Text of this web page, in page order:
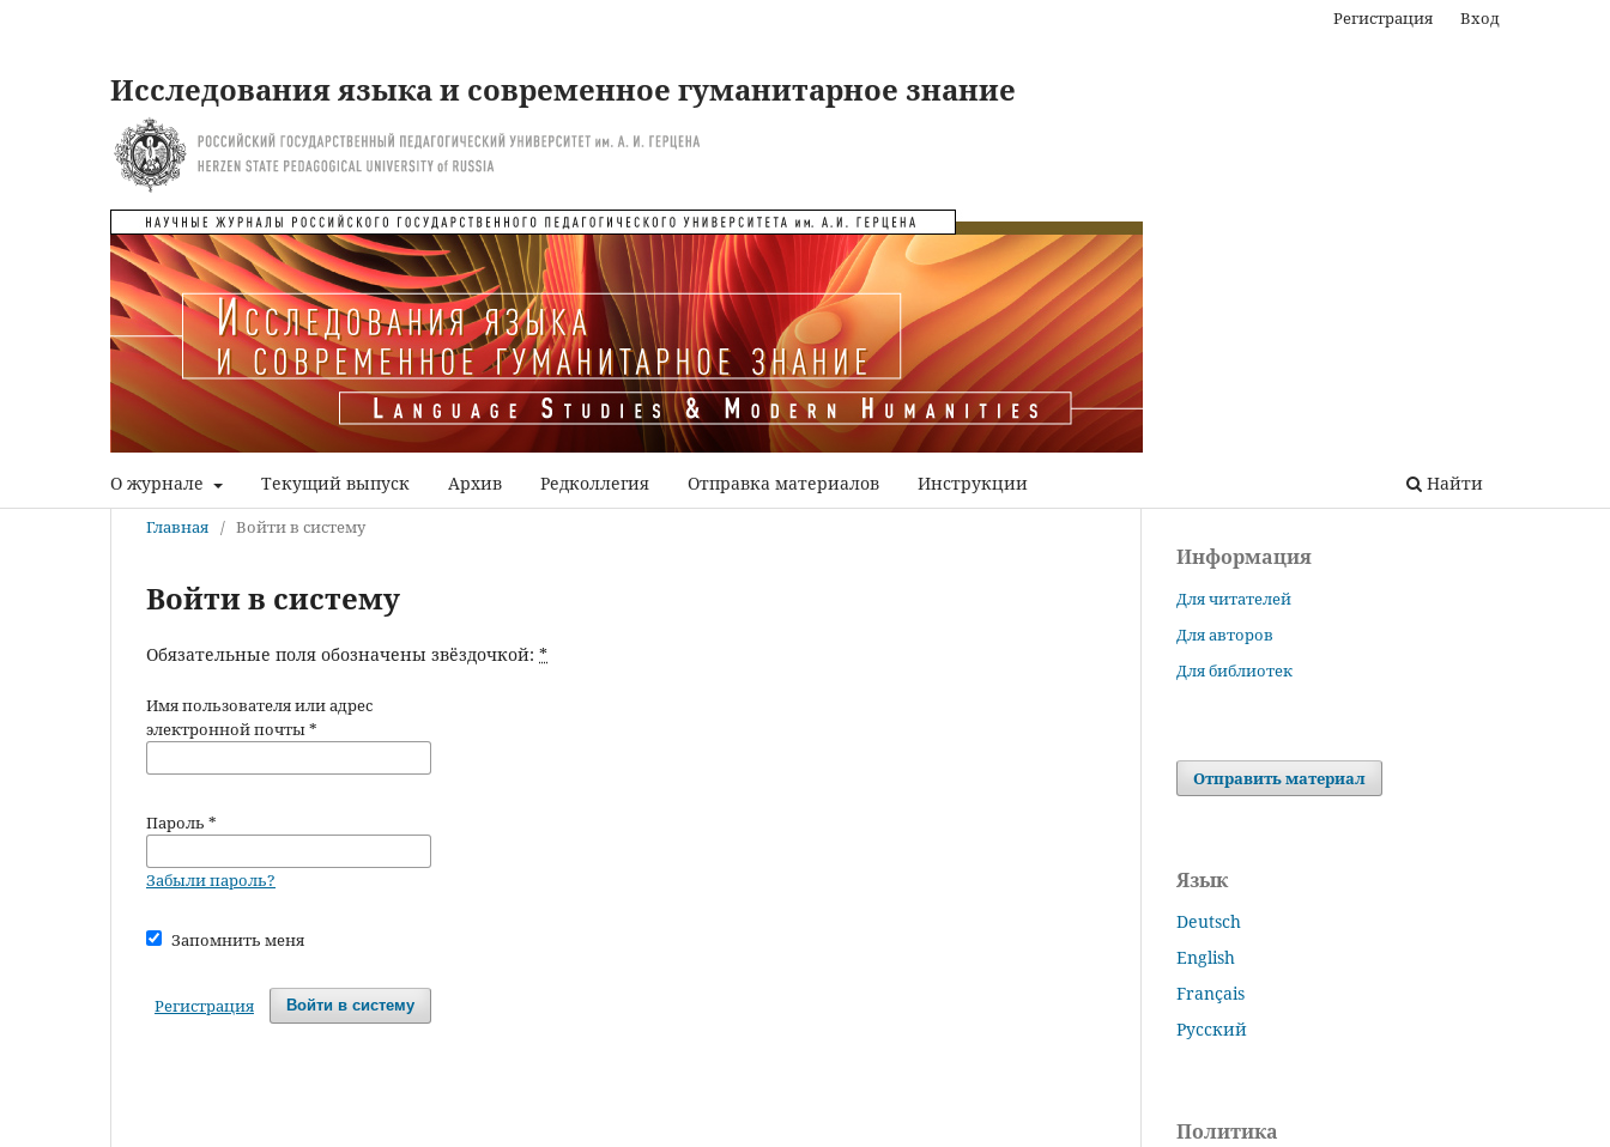
Исследования языка и современное гуманитарное знание
О журнале Текущий выпуск Архив Редколлегия Отправка материалов Инструкции Найти
Регистрация Вход
Главная / Войти в систему
Войти в систему
Обязательные поля обозначены звёздочкой: *
Имя пользователя или адрес
электронной почты*
Пароль *
Забыли пароль?
Запомнить меня
Войти в систему
Регистрация
Информация
Для читателей
Для авторов
Для библиотек
Отправить материал
Язык
Deutsch
English
Français
Русский
Политика